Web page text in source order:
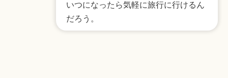
いつになったら気軽に旅行に行けるん
だろう。